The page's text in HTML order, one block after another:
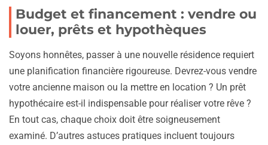
Budget et financement : vendre ou
louer, prêts et hypothèques
Soyons honnêtes, passer à une nouvelle résidence requiert
une planification financière rigoureuse. Devrez-vous vendre
votre ancienne maison ou la mettre en location ? Un prêt
hypothécaire est-il indispensable pour réaliser votre rêve ?
En tout cas, chaque choix doit être soigneusement
examiné. D’autres astuces pratiques incluent toujours